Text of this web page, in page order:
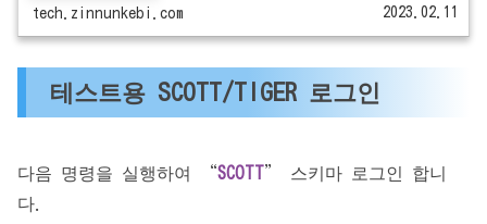
tech.zinnunkebi.com 2023.02.11
테스트용 SCOTT/TIGER 로그인
다음 명령을 실행하여 “SCOTT” 스키마 로그인 합니
다.